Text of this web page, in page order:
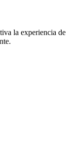
la experiencia de